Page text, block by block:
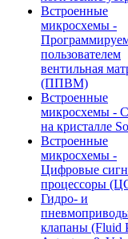
Встроенные
микросхемы -
пользователем
вентильная
(ППВМ)
Встроенные
микросхемы -
на кристалле
Встроенные
микросхемы -
Цифровые
процессоры
Гидро- и
клапаны (Fluid